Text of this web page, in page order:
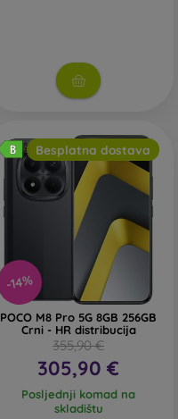
-14%
Besplatna dostava
POCO M8 Pro 5G 8GB 256GB
Crni - HR distribucija
355,90 €
305,90 €
Posljednji komad na
skladištu